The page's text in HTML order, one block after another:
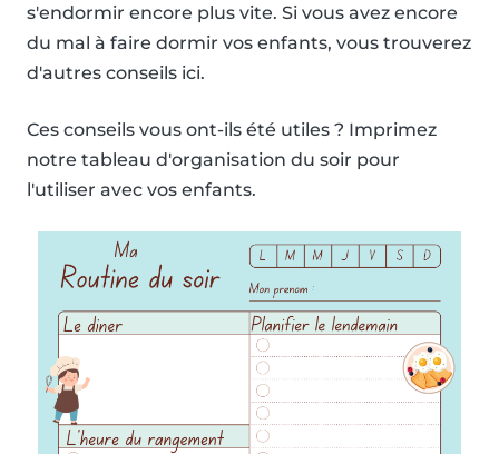
s'endormir encore plus vite. Si vous avez encore
du mal à faire dormir vos enfants, vous trouverez
d'autres conseils ici.
Ces conseils vous ont-ils été utiles ? Imprimez
notre tableau d'organisation du soir pour
l'utiliser avec vos enfants.